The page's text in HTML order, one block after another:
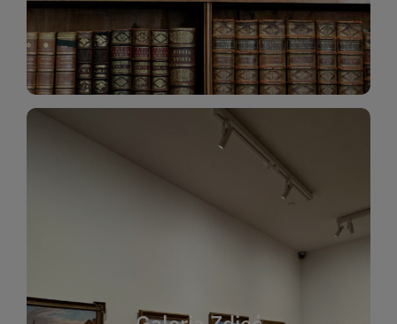
Katalog Zbiorów
Galeria Zdjęć
wspomnienia z wydarzeń, spotkań i projektów
którym można zobaczyć, jak żyje nasza biblioteka